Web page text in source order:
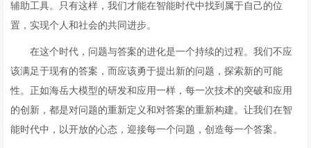
辅助工具。只有这样，我们才能在智能时代中找到属于自己的位
置，实现个人和社会的共同进步。
在这个时代，问题与答案的进化是一个持续的过程。我们不应
该满足于现有的答案，而应该勇于提出新的问题，探索新的可能
性。正如海岳大模型的研发和应用一样，每一次技术的突破和应用
的创新，都是对问题的重新定义和对答案的重新构建。让我们在智
能时代中，以开放的心态，迎接每一个问题，创造每一个答案。